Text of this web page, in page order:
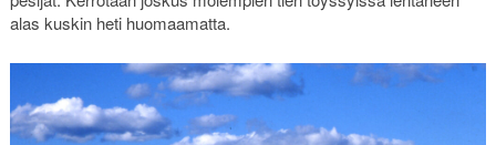
alas kuskin heti huomaamatta.